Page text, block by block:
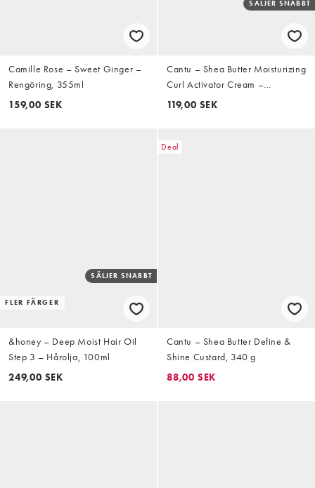
Camille Rose – Sweet Ginger –
Rengöring, 355ml
159,00 SEK
SÄLJER SNABBT
Cantu – Shea Butter Moisturizing
Curl Activator Cream –
Återfuktande stylingkräm 355 ml
119,00 SEK
FLER FÄRGER
SÄLJER SNABBT
&honey – Deep Moist Hair Oil
Step 3 – Hårolja, 100ml
249,00 SEK
Deal
Cantu – Shea Butter Define &
Shine Custard, 340 g
88,00 SEK